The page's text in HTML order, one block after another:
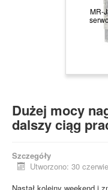
MR-
Dużej mocy
dalszy ciąg
Szczegóły
Utworzono: 30
Nastał kolejny weekend i